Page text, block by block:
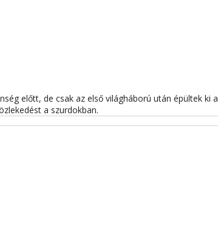
előtt, de csak az első világháború után épültek ki a
a szurdokban.